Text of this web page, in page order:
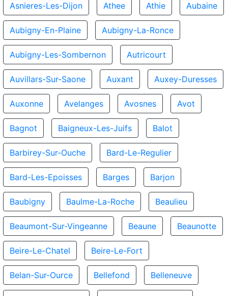
Asnieres-Les-Dijon Athee Athie Aubaine
Aubigny-En-Plaine Aubigny-La-Ronce
Aubigny-Les-Sombernon Autricourt
Auvillars-Sur-Saone Auxant Auxey-Duresses
Auxonne Avelanges Avosnes Avot
Bagnot Baigneux-Les-Juifs Balot
Barbirey-Sur-Ouche Bard-Le-Regulier
Bard-Les-Epoisses Barges Barjon
Baubigny Baulme-La-Roche Beaulieu
Beaumont-Sur-Vingeanne Beaune Beaunotte
Beire-Le-Chatel Beire-Le-Fort
Belan-Sur-Ource Bellefond Belleneuve